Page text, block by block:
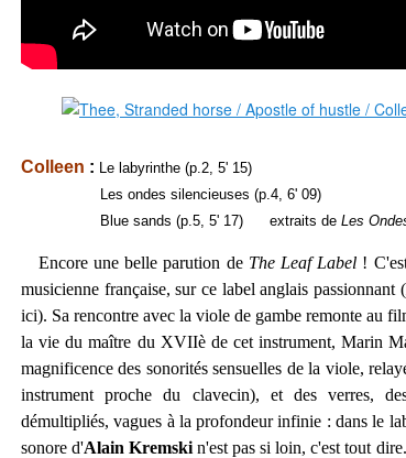
Colleen : Le labyrinthe (p.2, 5' 15)
Les ondes silencieuses (p.4, 6' 09)
Blue sands (p.5, 5' 17) extraits de Les
Encore une belle parution de The Leaf Label !
musicienne française, sur ce label anglais passionnant (
ici). Sa rencontre avec la viole de gambe remonte au
la vie du maître du XVIIè de cet instrument, Marin
magnificence des sonorités sensuelles de la viole,
instrument proche du clavecin), et des verres,
démultipliés, vagues à la profondeur infinie : dans le
sonore d'Alain Kremski n'est pas si loin, c'est tout